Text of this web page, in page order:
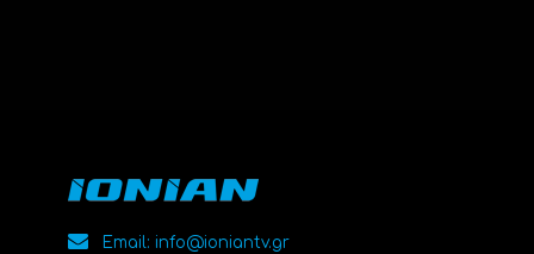
Email: info@ioniantv.gr